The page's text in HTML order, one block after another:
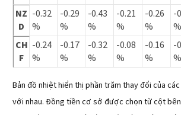
NZ
D
-0.32
%
-0.29
%
-0.43
%
-0.21
%
-0.26
%
-
%
CH
F
-0.24
%
-0.17
%
-0.32
%
-0.08
%
-0.16
%
-
%
Bản đồ nhiệt hiển thị phần trăm thay đổi của
với nhau. Đồng tiền cơ sở được chọn từ cột